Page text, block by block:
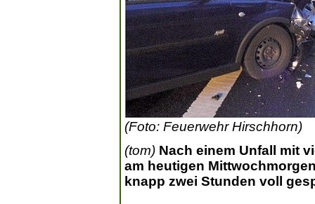
(Foto: Feuerwehr Hirschhorn)
(tom) Nach einem Unfall mit
am heutigen
knapp zwei Stunden voll